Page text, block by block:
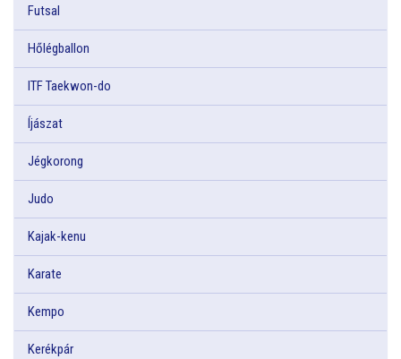
Futsal
Hőlégballon
ITF Taekwon-do
Íjászat
Jégkorong
Judo
Kajak-kenu
Karate
Kempo
Kerékpár